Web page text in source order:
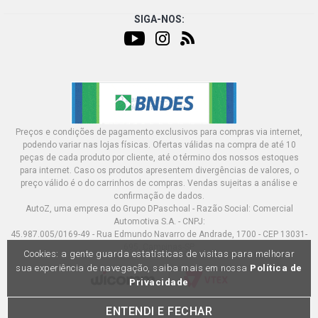
MAREA ELX SEDAN 1.8 16V TWINCAN GASOLINA (2003 -
MAREA SX SEDAN 1.8 16V TWINCAN GASOLINA (1999 -
MAREA CITY SEDAN 2.0 20V FIVETECH GASOLINA (1998
- 2000)
MAREA ELX SEDAN 2.0 20V FIVETECH GASOLINA (1998 -
MAREA HLX SEDAN 2.0 20V FIVETECH GASOLINA (1998 -
MAREA SX SEDAN 2.0 20V FIVETECH GASOLINA (1998 -
2000)
SIGA-NOS:
Preços e condições de pagamento exclusivos para compras via internet,
podendo variar nas lojas físicas. Ofertas válidas na compra de até 10
peças de cada produto por cliente, até o término dos nossos estoques
para internet. Caso os produtos apresentem divergências de valores, o
preço válido é o do carrinhos de compras. Vendas sujeitas a análise e
confirmação de dados.
AutoZ, uma empresa do Grupo DPaschoal - Razão Social: Comercial
Automotiva S.A. - CNPJ:
45.987.005/0169-49 - Rua Edmundo Navarro de Andrade, 1700 - CEP 13031-
Cookies: a gente guarda estatísticas de visitas para melhorar
sua experiência de navegação, saiba mais em nossa Política de
Privacidade
ENTENDI E FECHAR